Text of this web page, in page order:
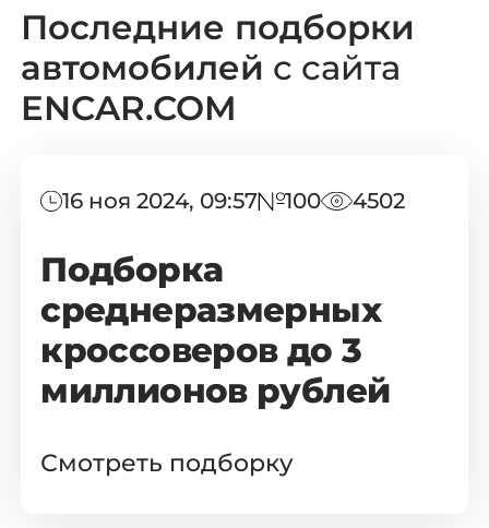
Последние подборки
автомобилей с сайта
ENCAR.COM
16 ноя 2024, 09:57 100 4502
Подборка
среднеразмерных
кроссоверов до 3
миллионов рублей
Смотреть подборку